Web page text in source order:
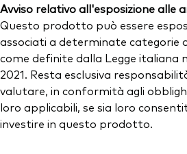
Avviso relativo all'esposizione alle
Questo prodotto può essere
associati a determinate categorie
come definite dalla Legge italiana
2021. Resta esclusiva
valutare, in conformità agli
loro applicabili, se sia loro
investire in questo prodotto.